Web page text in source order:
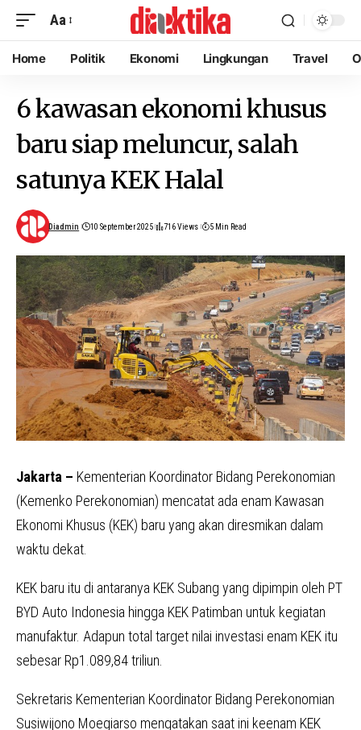
Aa
Home Politik Ekonomi Lingkungan Travel
6 kawasan ekonomi khusus
baru siap meluncur, salah
satunya KEK Halal
Diadmin 10 September 2025 716 Views 5 Min Read
Jakarta – Kementerian Koordinator Bidang Perekonomian
(Kemenko Perekonomian) mencatat ada enam Kawasan
Ekonomi Khusus (KEK) baru yang akan diresmikan dalam
waktu dekat.
KEK baru itu di antaranya KEK Subang yang dipimpin oleh PT
BYD Auto Indonesia hingga KEK Patimban untuk kegiatan
manufaktur. Adapun total target nilai investasi enam KEK itu
sebesar Rp1.089,84 triliun.
Sekretaris Kementerian Koordinator Bidang Perekonomian
Susiwijono Moegiarso mengatakan saat ini keenam KEK